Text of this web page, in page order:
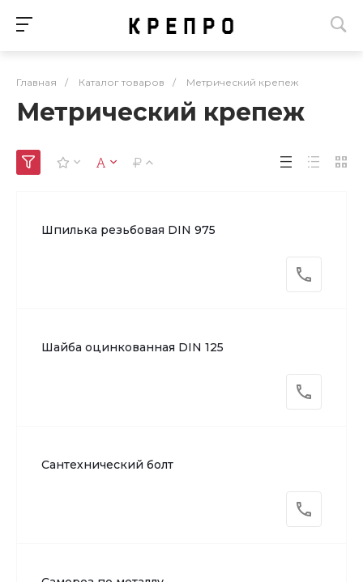
Главная / Каталог товаров / Метрический крепеж
Метрический крепеж
Шпилька резьбовая DIN 975
Шайба оцинкованная DIN 125
Сантехнический болт